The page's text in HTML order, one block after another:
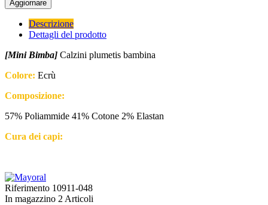
Descrizione
Dettagli del prodotto
[Mini Bimba] Calzini plumetis bambina
Colore: Ecrù
Composizione:
57% Poliammide 41% Cotone 2% Elastan
Cura dei capi:
Riferimento 10911-048
In magazzino 2 Articoli